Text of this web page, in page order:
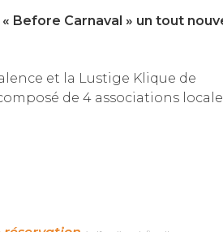
« Before Carnaval » un tout
et la Lustige Klique de
de 4 associations